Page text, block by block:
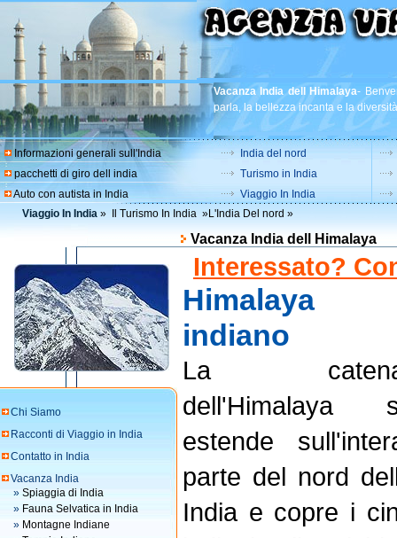
Vacanza India dell Himalaya-
parla, la bellezza incanta e la
Informazioni generali sull'India
pacchetti di giro dell india
Auto con autista in India
India del nord
Turismo in India
Viaggio In India
Viaggio In India » Il Turismo In India »L'India Del nord »
Vacanza India dell Himalaya
Chi Siamo
Racconti di Viaggio in India
Contatto in India
Vacanza India
» Spiaggia di India
» Fauna Selvatica in India
» Montagne Indiane
Interessato?
Himalaya
indiano
La
dell'Himalaya
estende
parte del nord
India e copre i